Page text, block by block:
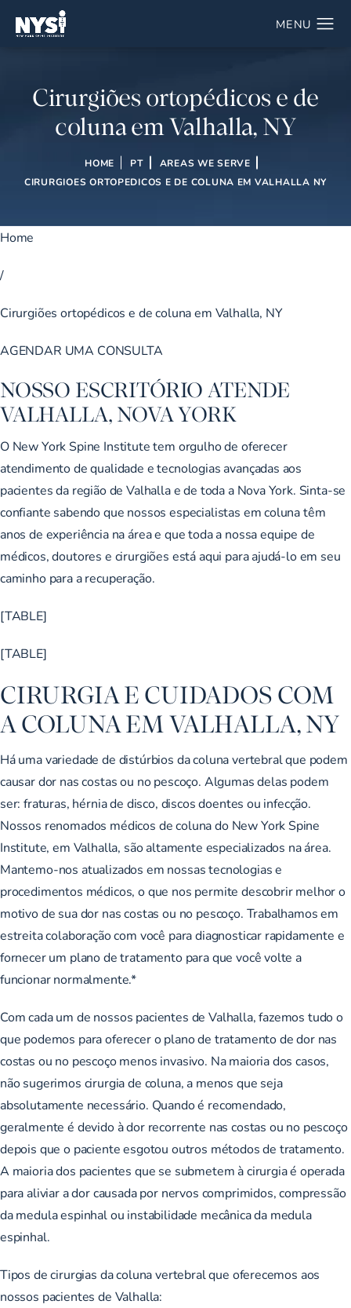
Cirurgiões ortopédicos e de
coluna em Valhalla, NY
HOME PT
AREAS WE SERVE
CIRURGIOES ORTOPEDICOS E DE COLUNA EM VALHALLA NY
Home
/
Cirurgiões ortopédicos e de coluna em Valhalla, NY
AGENDAR UMA CONSULTA
NOSSO ESCRITÓRIO ATENDE
VALHALLA, NOVA YORK
O New York Spine Institute tem orgulho de oferecer
atendimento de qualidade e tecnologias avançadas aos
pacientes da região de Valhalla e de toda a Nova York. Sinta-se
confiante sabendo que nossos especialistas em coluna têm
anos de experiência na área e que toda a nossa equipe de
médicos, doutores e cirurgiões está aqui para ajudá-lo em seu
caminho para a recuperação.
[TABLE]
[TABLE]
CIRURGIA E CUIDADOS COM
A COLUNA EM VALHALLA, NY
Há uma variedade de distúrbios da coluna vertebral que podem
causar dor nas costas ou no pescoço. Algumas delas podem
ser: fraturas, hérnia de disco, discos doentes ou infecção.
Nossos renomados médicos de coluna do New York Spine
Institute, em Valhalla, são altamente especializados na área.
Mantemo-nos atualizados em nossas tecnologias e
procedimentos médicos, o que nos permite descobrir melhor o
motivo de sua dor nas costas ou no pescoço. Trabalhamos em
estreita colaboração com você para diagnosticar rapidamente e
fornecer um plano de tratamento para que você volte a
funcionar normalmente.*
Com cada um de nossos pacientes de Valhalla, fazemos tudo o
que podemos para oferecer o plano de tratamento de dor nas
costas ou no pescoço menos invasivo. Na maioria dos casos,
não sugerimos cirurgia de coluna, a menos que seja
absolutamente necessário. Quando é recomendado,
geralmente é devido à dor recorrente nas costas ou no pescoço
depois que o paciente esgotou outros métodos de tratamento.
A maioria dos pacientes que se submetem à cirurgia é operada
para aliviar a dor causada por nervos comprimidos, compressão
da medula espinhal ou instabilidade mecânica da medula
espinhal.
Tipos de cirurgias da coluna vertebral que oferecemos aos
nossos pacientes de Valhalla: